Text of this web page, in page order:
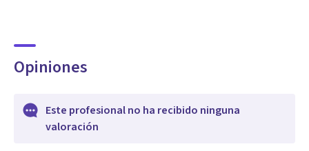
Opiniones
Este profesional no ha recibido ninguna
valoración